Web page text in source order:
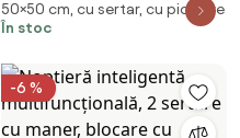
ascuns, spațiu depozitare,
iluminare LED Touch,
încărcare fără fir, sticla
securizata, Alb
50×50 cm, cu sertar, cu picioare
În stoc
-6 %